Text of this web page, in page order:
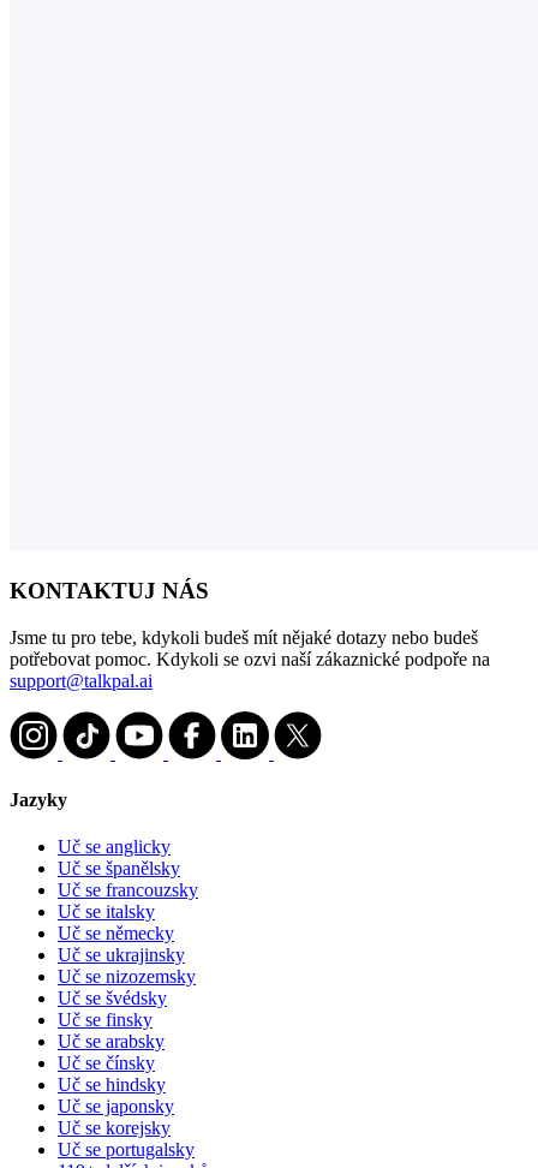
KONTAKTUJ NÁS
Jsme tu pro tebe, kdykoli budeš mít nějaké dotazy nebo budeš
potřebovat pomoc. Kdykoli se ozvi naší zákaznické podpoře na
support@talkpal.ai
Jazyky
Uč se anglicky
Uč se španělsky
Uč se francouzsky
Uč se italsky
Uč se německy
Uč se ukrajinsky
Uč se nizozemsky
Uč se švédsky
Uč se finsky
Uč se arabsky
Uč se čínsky
Uč se hindsky
Uč se japonsky
Uč se korejsky
Uč se portugalsky